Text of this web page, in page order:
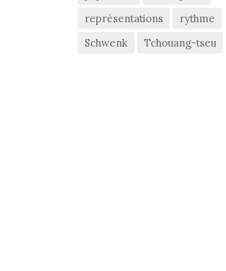
représentations
rythme
Schwenk
Tchouang-tseu